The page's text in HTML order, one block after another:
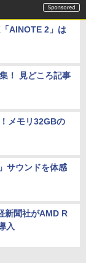
AINOTE 2」は
！ 見どころ記事
メモリ32GBの
サウンドを体感
新聞社がAMD R
入